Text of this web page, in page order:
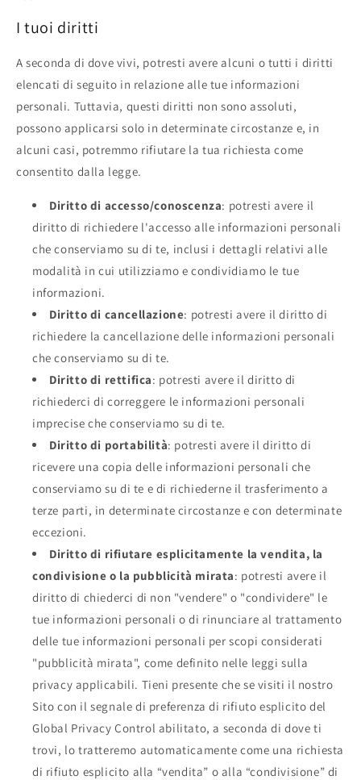
I tuoi diritti
A seconda di dove vivi, potresti avere alcuni o tutti i diritti
elencati di seguito in relazione alle tue informazioni
personali. Tuttavia, questi diritti non sono assoluti,
possono applicarsi solo in determinate circostanze e, in
alcuni casi, potremmo rifiutare la tua richiesta come
consentito dalla legge.
Diritto di accesso/conoscenza: potresti avere il
diritto di richiedere l'accesso alle informazioni personali
che conserviamo su di te, inclusi i dettagli relativi alle
modalità in cui utilizziamo e condividiamo le tue
informazioni.
Diritto di cancellazione: potresti avere il diritto di
richiedere la cancellazione delle informazioni personali
che conserviamo su di te.
Diritto di rettifica: potresti avere il diritto di
richiederci di correggere le informazioni personali
imprecise che conserviamo su di te.
Diritto di portabilità: potresti avere il diritto di
ricevere una copia delle informazioni personali che
conserviamo su di te e di richiederne il trasferimento a
terze parti, in determinate circostanze e con determinate
eccezioni.
Diritto di rifiutare esplicitamente la vendita, la
condivisione o la pubblicità mirata: potresti avere il
diritto di chiederci di non "vendere" o "condividere" le
tue informazioni personali o di rinunciare al trattamento
delle tue informazioni personali per scopi considerati
"pubblicità mirata", come definito nelle leggi sulla
privacy applicabili. Tieni presente che se visiti il nostro
Sito con il segnale di preferenza di rifiuto esplicito del
Global Privacy Control abilitato, a seconda di dove ti
trovi, lo tratteremo automaticamente come una richiesta
di rifiuto esplicito alla “vendita” o alla “condivisione” di